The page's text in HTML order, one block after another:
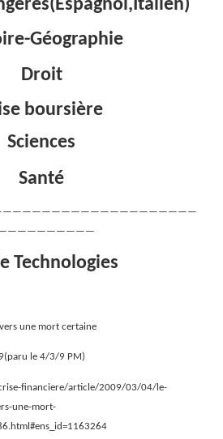
Géographie
Droit
boursière
Sciences
Santé
Technologies
une mort certaine
le 4/3/9 PM)
financiere/article/2009/03/04/le-
une-mort-